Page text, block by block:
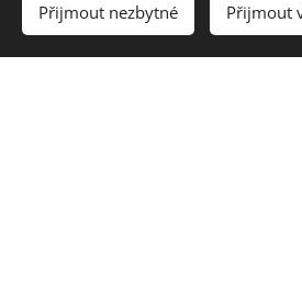
Vytvořte si webové stránky zdarma!
Přijmout nezbytné Přijmout